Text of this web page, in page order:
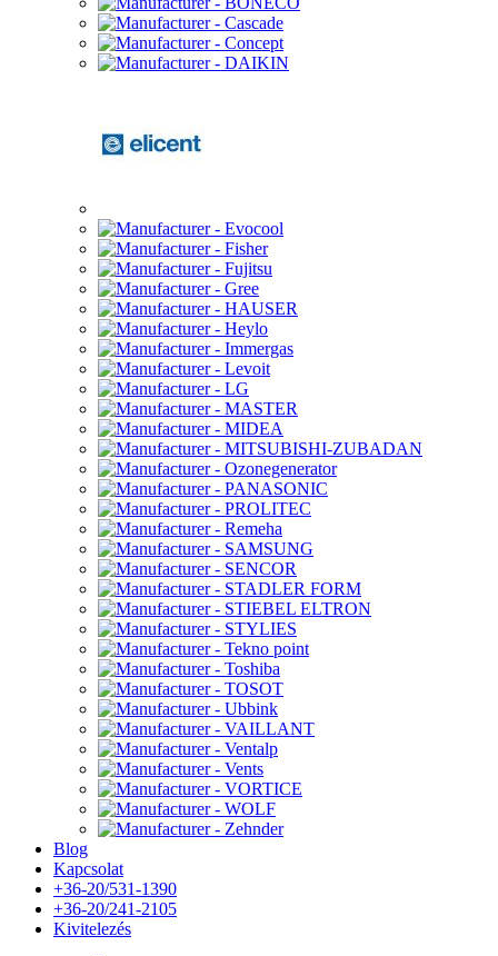
Blog
Kapcsolat
+36-20/531-1390
+36-20/241-2105
Kivitelezés